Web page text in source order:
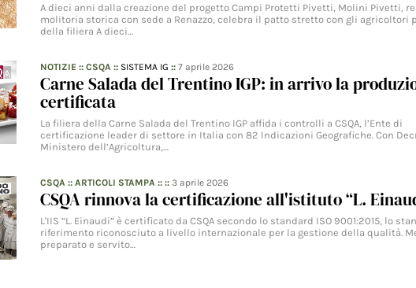
A dieci anni dalla creazione del progetto Campi Protetti Pivetti, Molini Pivetti,
molitoria storica con sede a Renazzo, celebra il patto stretto con gli agricoltori
della filiera A dieci…
NOTIZIE ::CSQA :: SISTEMA IG ::7 aprile 2026
Carne Salada del Trentino IGP: in arrivo la
certificata
La filiera della Carne Salada del Trentino IGP affida i controlli a CSQA, l’Ente di
certificazione leader di settore in Italia con 82 Indicazioni Geografiche. Con
Ministero dell’Agricoltura,…
CSQA ::ARTICOLI STAMPA :: ::3 aprile 2026
CSQA rinnova la certificazione all'istituto “L.
L'IIS “L. Einaudi” è certificato da CSQA secondo lo standard ISO 9001:2015, lo
riferimento riconosciuto a livello internazionale per la gestione della qualità.
preparato e servito…